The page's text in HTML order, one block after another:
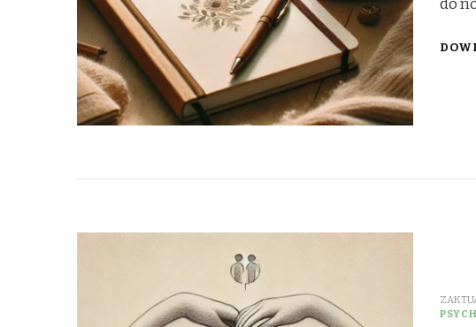
do